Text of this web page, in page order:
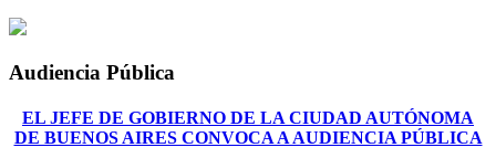
Audiencia Pública
EL JEFE DE GOBIERNO DE LA CIUDAD AUTÓNOMA
DE BUENOS AIRES CONVOCA A AUDIENCIA PÚBLICA